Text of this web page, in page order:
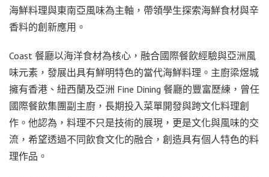
海鮮料理與東南亞風味為主軸，帶領學生探索海鮮食材與辛
香料的創新應用。
Coast 餐廳以海洋食材為核心，融合國際餐飲經驗與亞洲風
味元素，發展出具有鮮明特色的當代海鮮料理。主廚梁煜城
擁有香港、紐西蘭及亞洲 Fine Dining 餐廳的豐富歷練，曾任
國際餐飲集團副主廚，長期投入菜單開發與跨文化料理創
作。他認為，料理不只是技術的展現，更是文化與風味的交
流，希望透過不同飲食文化的融合，創造具有個人特色的料
理作品。